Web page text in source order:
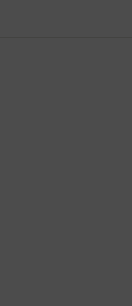
、こんな悪徳業者